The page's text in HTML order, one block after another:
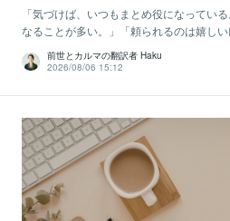
「気づけば、いつもまとめ役になってい
なることが多い。」「頼られるのは嬉し
前世とカルマの翻訳者 Haku
2026/08/06 15:12